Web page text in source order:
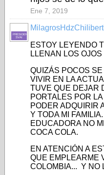
Ene 7, 2019
PRESIDENTE-
SVAI
ESTOY LEYENDO
LLENAN LOS
QUIZÁS POCOS
VIVIR EN LA
TUVE QUE DEJAR
PORTALES POR
PODER ADQUIRIR
Y TODA MI
EDUCADORA NO
COCA COLA.
EN ATENCIÓN A
QUE EMPLEARME
COLOMBIA... Y NO